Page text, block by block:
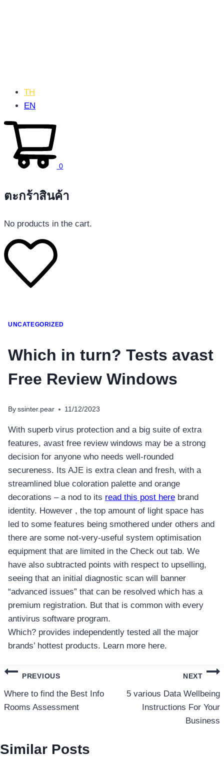
โทรศัพท์มือถือ
อุปกรณ์เสริมโทรศัพท์
สินค้าตามแบรนด์
TH
EN
0
ตะกร้าสินค้า
No products in the cart.
UNCATEGORIZED
Which in turn? Tests avast
Free Review Windows
By ssinter.pear 11/12/2023
With superb virus protection and a big suite of extra
features, avast free review windows may be a strong
decision for anyone who needs well-rounded
secureness. Its AJE is extra clean and fresh, with a
streamlined blue coloration palette and orange
decorations – a nod to its read this post here brand
identity. However , the top amount of light space has
led to some features being smothered under others and
there are some not-very-useful system optimisation
equipment that are limited in the Check out tab. We
have also subtracted points with respect to upselling,
seeing that an initial diagnostic scan will banner
“advanced issues” that can be resolved which has a
premium registration. But that is common with every
antivirus software program.
Which? provides independently tested all the major
brands’ hottest products. Learn more here.
แนะแนว
เรื่อง
PREVIOUS
Where to find the Best Info
Rooms Assessment
NEXT
5 various Data Wellbeing
Instructions For Your
Business
Similar Posts